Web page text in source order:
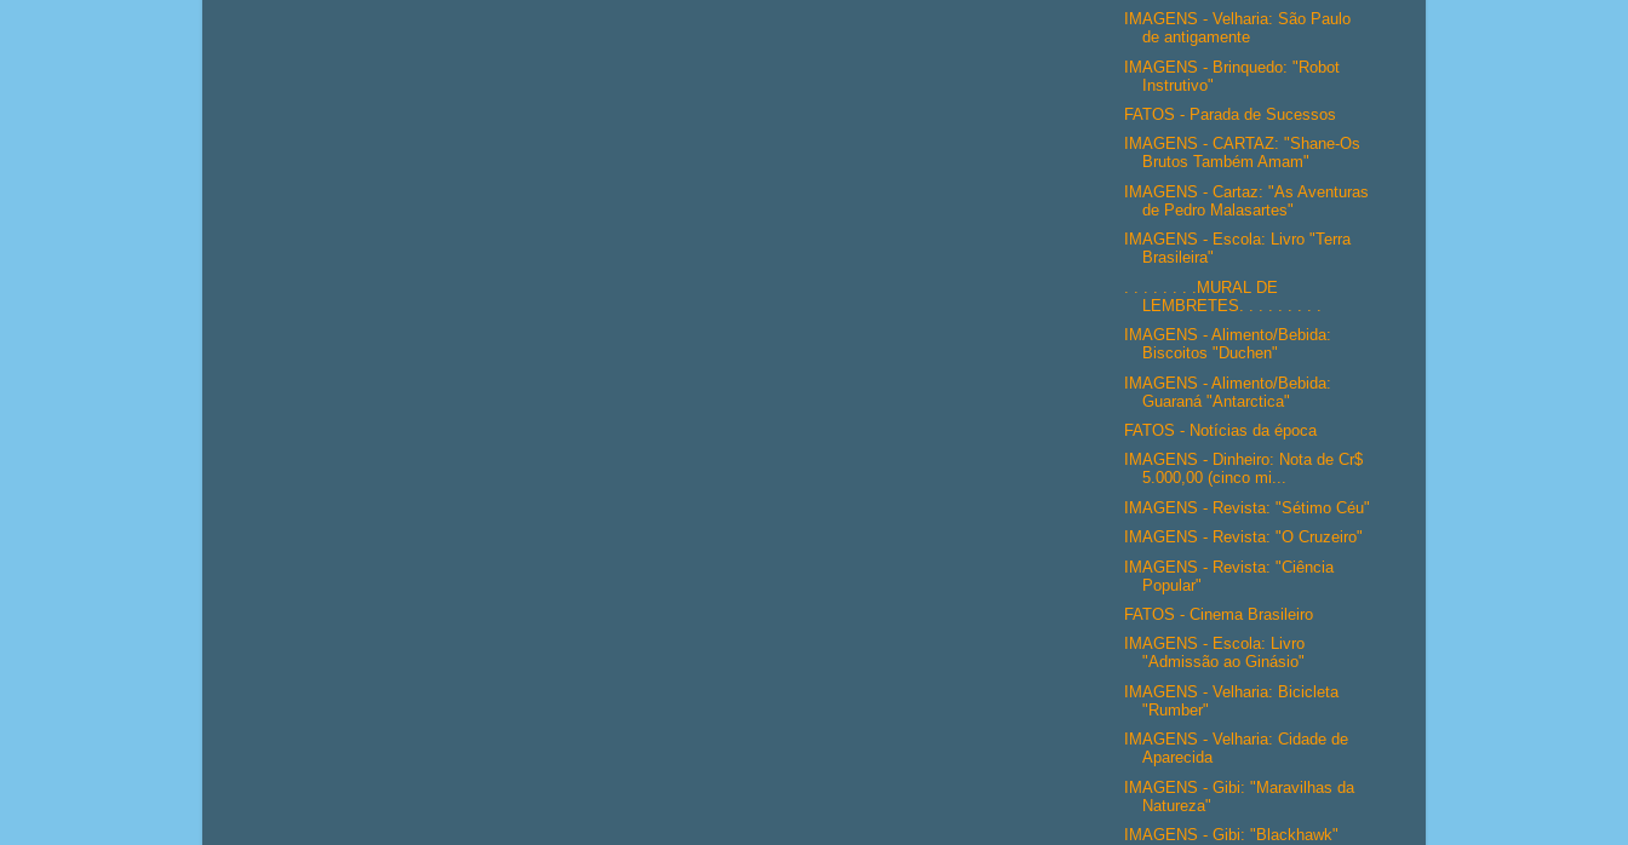
IMAGENS - Velharia: São Paulo
de antigamente
IMAGENS - Brinquedo: "Robot
Instrutivo"
FATOS - Parada de Sucessos
IMAGENS - CARTAZ: "Shane-Os
Brutos Também Amam"
IMAGENS - Cartaz: "As Aventuras
de Pedro Malasartes"
IMAGENS - Escola: Livro "Terra
Brasileira"
. . . . . . . .MURAL DE
LEMBRETES. . . . . . . . .
IMAGENS - Alimento/Bebida:
Biscoitos "Duchen"
IMAGENS - Alimento/Bebida:
Guaraná "Antarctica"
FATOS - Notícias da época
IMAGENS - Dinheiro: Nota de Cr$
5.000,00 (cinco mi...
IMAGENS - Revista: "Sétimo Céu"
IMAGENS - Revista: "O Cruzeiro"
IMAGENS - Revista: "Ciência
Popular"
FATOS - Cinema Brasileiro
IMAGENS - Escola: Livro
"Admissão ao Ginásio"
IMAGENS - Velharia: Bicicleta
"Rumber"
IMAGENS - Velharia: Cidade de
Aparecida
IMAGENS - Gibi: "Maravilhas da
Natureza"
IMAGENS - Gibi: "Blackhawk"